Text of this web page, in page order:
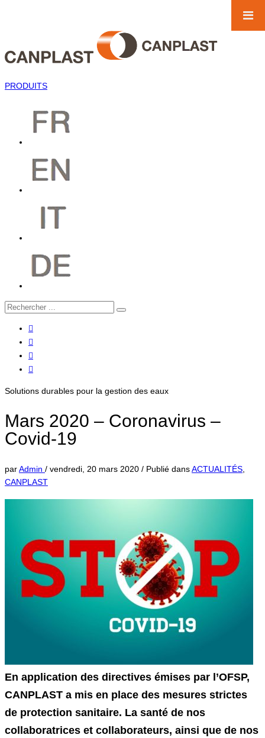
PRODUITS
Solutions durables pour la gestion des eaux
Mars 2020 – Coronavirus –
Covid-19
parAdmin / vendredi, 20 mars 2020 / Publié dansACTUALITÉS
CANPLAST
En application des directives émises par l’OFSP,
CANPLAST a mis en place des mesures strictes
de protection sanitaire. La santé de nos
collaboratrices et collaborateurs, ainsi que de nos